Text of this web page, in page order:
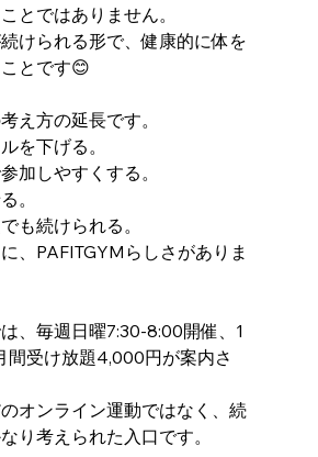
とではありません。
けられる形で、健康的に体を
とです😊
え方の延長です。
を下げる。
加しやすくする。
。
も続けられる。
、PAFITGYMらしさがありま
、毎週日曜7:30-8:00開催、1
間受け放題4,000円が案内さ
オンライン運動ではなく、続
り考えられた入口です。